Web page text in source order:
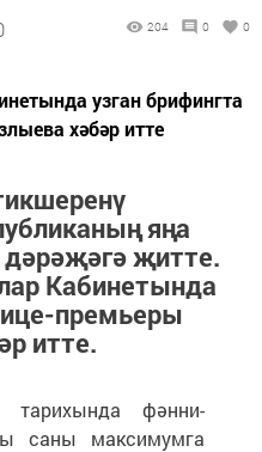
204 0 0
узган брифингта
хәбәр итте
яңа
җитте.
Кабинетында
премьеры
итте.
тарихында фәнни-
саны максимумга